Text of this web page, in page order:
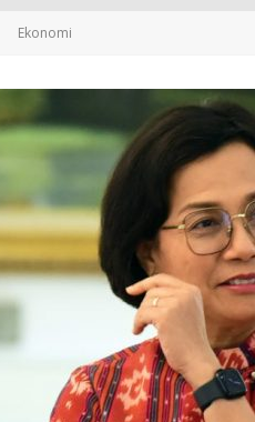
KETIKA INSTITUSI MENENTUKAN
Ekonomi